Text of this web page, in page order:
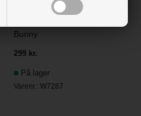
Bunny
299 kr.
På lager
Varenr.:W7287